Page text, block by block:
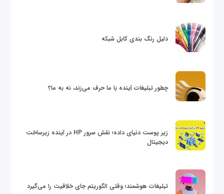
دلیل رنگ بندی کابل شبکه
چطور تبلیغات آینده با ما حرف می‌زند، نه به ما؟
زیر پوست دنیای داده؛ نقش سرور HP در آینده زیرساخت
دیجیتال
تبلیغات هوشمند؛ وقتی الگوریتم جای خلاقیت را می‌گیرد